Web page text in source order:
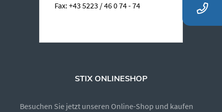
Fax: +43 5223 / 46 0 74 - 74
STIX ONLINESHOP
Besuchen Sie jetzt unseren Online-Shop und kaufen